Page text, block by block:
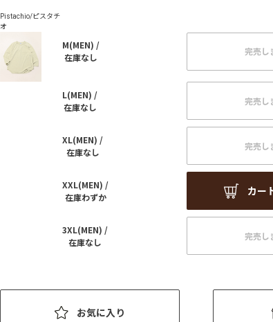
M(MEN) /
在庫なし
完売し
L(MEN) /
在庫なし
完売し
XL(MEN) /
在庫なし
完売し
XXL(MEN) /
在庫わずか
カー
3XL(MEN) /
在庫なし
完売し
お気に入り